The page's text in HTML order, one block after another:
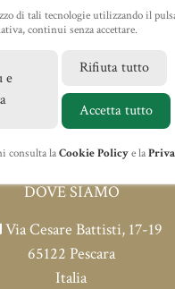
IL NEGOZIO
NEWS
CONTATTI
ferie dal 10 al 16 Agosto
CONTATTI
+39 085 4212354
info@antonioseta.it
DOVE SIAMO
Via Cesare Battisti, 17-19
65122 Pescara
Italia
di tali tecnologie utilizzando il
continui senza accettare.
e
Rifiuta tutto
Accetta tutto
consulta laCookie Policye la